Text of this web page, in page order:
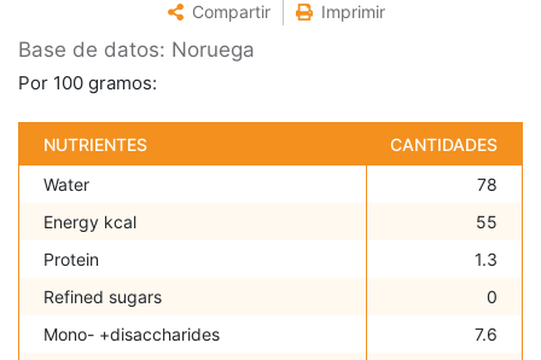
Compartir Imprimir
Base de datos: Noruega
Por 100 gramos:
NUTRIENTES
CANTIDADES
Water
78
Energy kcal
55
Protein
1.3
Refined sugars
0
Mono- +disaccharides
7.6